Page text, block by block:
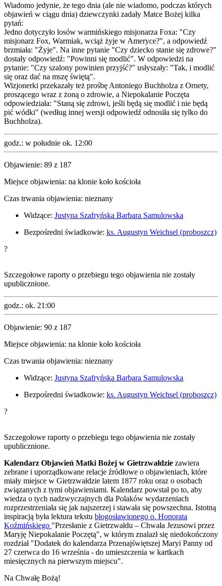
Wiadomo jedynie, że tego dnia (ale nie wiadomo, podczas których
objawień w ciągu dnia) dziewczynki zadały Matce Bożej kilka
pytań:
Jedno dotyczyło losów warmińskiego misjonarza Foxa: "Czy
misjonarz Fox, Warmiak, wciąż żyje w Ameryce?", a odpowiedź
brzmiała: "Żyje". Na inne pytanie "Czy dziecko stanie się zdrowe?"
dostały odpowiedź: "Powinni się modlić". W odpowiedzi na
pytanie: "Czy szalony powinien przyjść?" usłyszały: "Tak, i modlić
się oraz dać na mszę świętą".
Wizjonerki przekazały też prośbę Antoniego Buchholza z Ornety,
proszącego wraz z żoną o zdrowie, a Niepokalanie Poczęta
odpowiedziała: "Staną się zdrowi, jeśli będą się modlić i nie będą
pić wódki" (według innej wersji odpowiedź odnosiła się tylko do
Buchholza).
godz.: w południe ok. 12:00
Objawienie: 89 z 187
Miejsce objawienia: na klonie koło kościoła
Czas trwania objawienia: nieznany
Widzące: Justyna Szafryńska Barbara Samulowska
Bezpośredni świadkowie: ks. Augustyn Weichsel (proboszcz)
?
Szczegołowe raporty o przebiegu tego objawienia nie zostały
upublicznione.
godz.: ok. 21:00
Objawienie: 90 z 187
Miejsce objawienia: na klonie koło kościoła
Czas trwania objawienia: nieznany
Widzące: Justyna Szafryńska Barbara Samulowska
Bezpośredni świadkowie: ks. Augustyn Weichsel (proboszcz)
?
Szczegołowe raporty o przebiegu tego objawienia nie zostały
upublicznione.
Kalendarz Objawień Matki Bożej w Gietrzwałdzie zawiera
zebrane i uporządkowane relacje źródłowe o objawieniach, które
miały miejsce w Gietrzwałdzie latem 1877 roku oraz o osobach
związanych z tymi objawieniami. Kalendarz powstał po to, aby
wiedza o tych nadzwyczajnych dla Polaków wydarzeniach
rozprzestrzeniała się jak najszerzej i stawała się powszechna. Istotną
inspiracją była lektura tekstu błogosławionego o. Honorata
Koźmińskiego "Przesłanie z Gietrzwałdu – Chwała Jezusowi przez
Maryję Niepokalanie Poczętą", w którym znalazł się niedokończony
rozdział "Dodatek do kalendarza Przenajświętszej Maryi Panny od
27 czerwca do 16 września - do umieszczenia w kartkach
miesięcznych na pierwszym miejscu".
Na Chwałę Bożą!